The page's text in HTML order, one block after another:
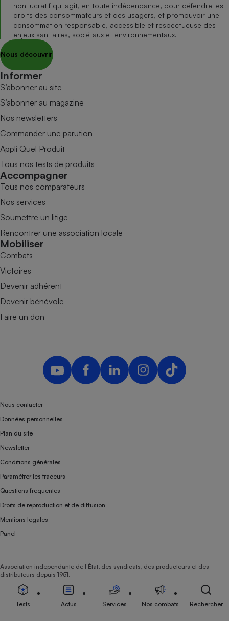
non lucratif qui agit, en toute indépendance, pour défendre les
droits des consommateurs et des usagers, et promouvoir une
consommation responsable, accessible et respectueuse des
enjeux sanitaires, sociétaux et environnementaux.
Nous découvrir
Informer
S’abonner au site
S’abonner au magazine
Nos newsletters
Commander une parution
Appli Quel Produit
Tous nos tests de produits
Accompagner
Tous nos comparateurs
Nos services
Soumettre un litige
Rencontrer une association locale
Mobiliser
Combats
Victoires
Devenir adhérent
Devenir bénévole
Faire un don
Nous contacter
Données personnelles
Plan du site
Newsletter
Conditions générales
Paramétrer les traceurs
Questions fréquentes
Droits de reproduction et de diffusion
Mentions légales
Panel
Association indépendante de l’État, des syndicats, des producteurs et des
distributeurs depuis 1951.
Tests Actus Services Nos combats Rechercher